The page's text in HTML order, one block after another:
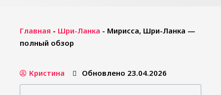
Главная - Шри-Ланка - Мирисса, Шри-Ланка —
полный обзор
Кристина Обновлено 23.04.2026